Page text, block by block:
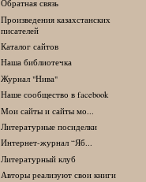
Обратная связь
Произведения казахстанских
писателей
Каталог сайтов
Наша библиотечка
Журнал "Нива"
Наше сообщество в facebook
Мои сайты и сайты мо...
Литературные посиделки
Интернет-журнал “Яб...
Литературный клуб
Авторы реализуют свои книги